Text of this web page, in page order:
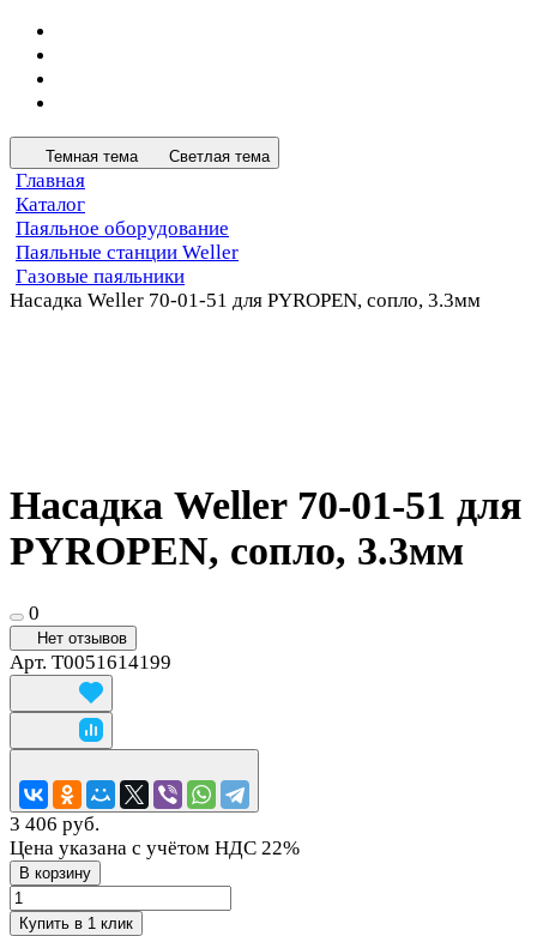
Темная тема Светлая тема
Главная
Каталог
Паяльное оборудование
Паяльные станции Weller
Газовые паяльники
Насадка Weller 70-01-51 для PYROPEN, сопло, 3.3мм
Насадка Weller 70-01-51 для
PYROPEN, сопло, 3.3мм
0
Нет отзывов
Арт. T0051614199
3 406 руб.
Цена указана с учётом НДС 22%
В корзину
Купить в 1 клик